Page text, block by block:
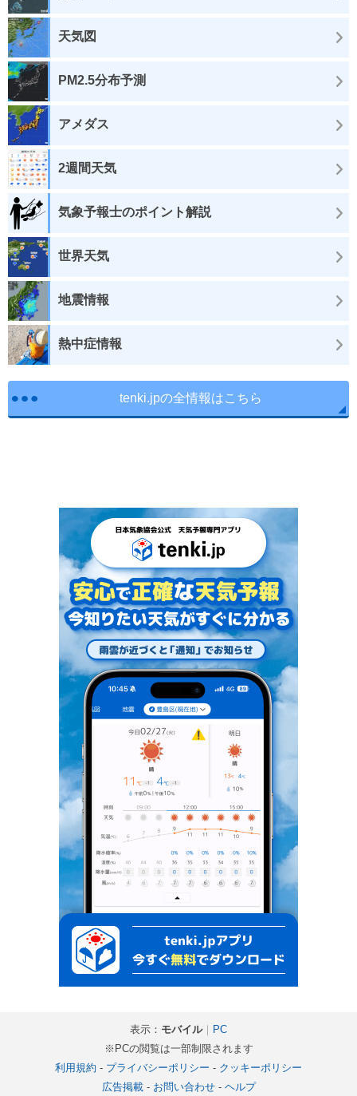
天気図
PM2.5分布予測
アメダス
2週間天気
気象予報士のポイント解説
世界天気
地震情報
熱中症情報
tenki.jpの全情報はこちら
表示： モバイル｜ PC
※PCの閲覧は一部制限されます
利用規約 - プライバシーポリシー - クッキーポリシー
広告掲載- お問い合わせ- ヘルプ